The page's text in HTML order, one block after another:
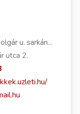
u. sarkán...
utca 2.